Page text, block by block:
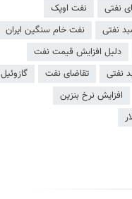
نفتی
نفت اوپک
نفتی
نفت خام سنگین ایران
دلیل افزایش قیمت نفت
نفتی تقاضای نفت
گازوئیل
افزایش نرخ بنزین